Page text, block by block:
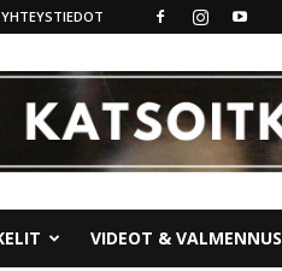
YHTEYSTIEDOT
VIDEOT & VALMENNUS